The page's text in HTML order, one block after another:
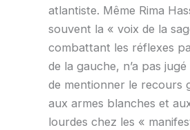
atlantiste. Même Rima
souvent la « voix de la
combattant les réflexes
de la gauche, n’a pas
de mentionner le recours
aux armes blanches et
lourdes chez les «